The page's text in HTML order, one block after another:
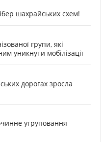
шахрайських схем!
групи, які
уникнути мобілізації
дорогах зросла
угруповання